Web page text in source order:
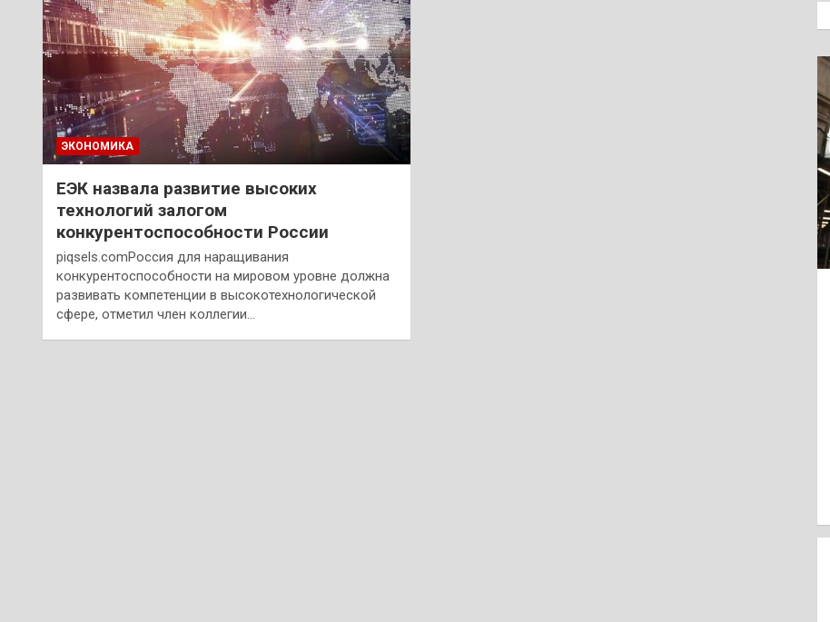
ЭКОНОМИКА
ЕЭК назвала развитие высоких
технологий залогом
конкурентоспособности России
piqsels.comРоссия для наращивания
конкурентоспособности на мировом уровне должна
развивать компетенции в высокотехнологической
сфере, отметил член коллегии…